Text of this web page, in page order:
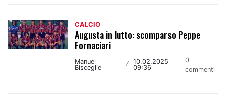
CALCIO
Augusta in lutto: scomparso Peppe
Fornaciari
Manuel
Bisceglie
/
10.02.2025
09:36
0
commenti